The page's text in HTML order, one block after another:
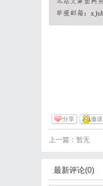
分享 邀请
上一篇：暂无
最新评论(0)